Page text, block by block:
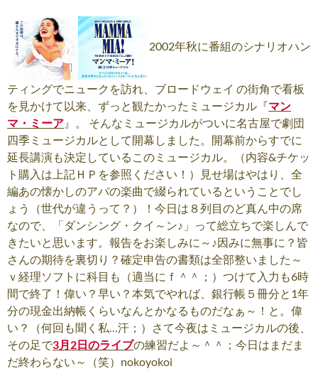
2002年秋に番組のシナリオハン
ティングでニュークを訪れ、ブロードウェイ の街角で看板
を見かけて以来、ずっと観たかったミュージカル『マン
マ・ミーア 』。 そんなミュージカルがついに名古屋で劇団
四季ミュージカルとして開幕しました。開幕前からすでに
延長講演も決定しているこのミュージカル。（内容&チケッ
ト購入は上記ＨＰを参照ください！）見せ場はやはり、全
編あの懐かしのアバの楽曲で綴られているということでし
ょう（世代が違うって？）！今日は８列目のど真ん中の席
なので、「ダンシング・クイ～ン♪」って総立ちで楽しんで
きたいと思います。報告をお楽しみに～♪因みに無事に？皆
さんの期待を裏切り？確定申告の書類は全部整いました～
ｖ経理ソフトに科目も（適当にｆ＾＾；）つけて入力も6時
間で終了！偉い？早い？本気でやれば、銀行帳５冊分と1年
分の現金出納帳くらいなんとかなるものだなぁ～！と。偉
い？（何回も聞く私…汗；）さて今夜はミュージカルの後、
その足で3月2日のライブの練習だよ～＾＾；今日はまだま
だ終わらない～（笑）nokoyokoi